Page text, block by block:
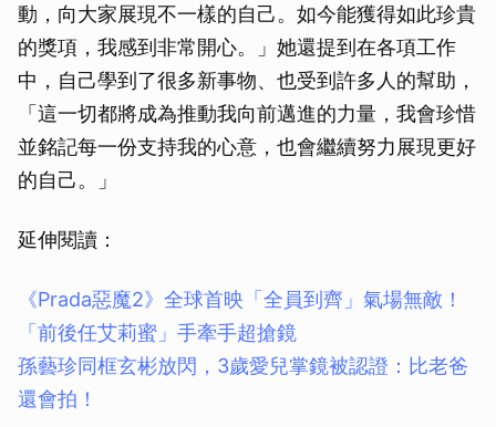
動，向大家展現不一樣的自己。如今能獲得如此珍貴
的獎項，我感到非常開心。」她還提到在各項工作
中，自己學到了很多新事物、也受到許多人的幫助，
「這一切都將成為推動我向前邁進的力量，我會珍惜
並銘記每一份支持我的心意，也會繼續努力展現更好
的自己。」
延伸閱讀：
《Prada惡魔2》全球首映「全員到齊」氣場無敵！
「前後任艾莉蜜」手牽手超搶鏡
孫藝珍同框玄彬放閃，3歲愛兒掌鏡被認證：比老爸
還會拍！